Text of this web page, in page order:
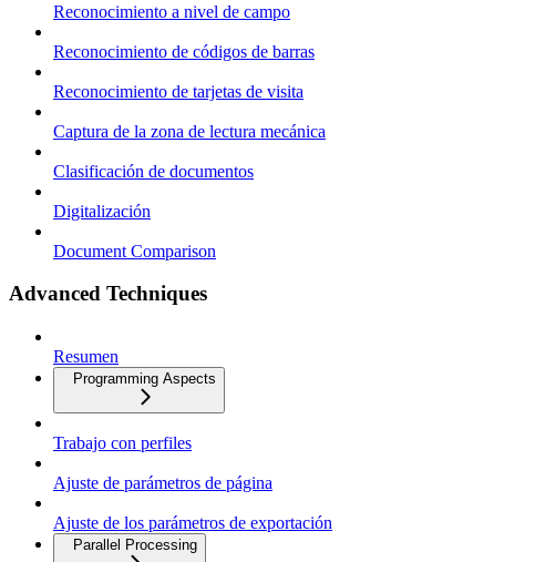
Reconocimiento a nivel de campo
Reconocimiento de códigos de barras
Reconocimiento de tarjetas de visita
Captura de la zona de lectura mecánica
Clasificación de documentos
Digitalización
Document Comparison
Advanced Techniques
Resumen
Programming Aspects
Trabajo con perfiles
Ajuste de parámetros de página
Ajuste de los parámetros de exportación
Parallel Processing